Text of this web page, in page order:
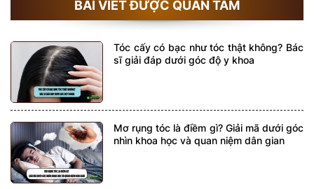
BÀI VIẾT ĐƯỢC QUAN TÂM
Tóc cấy có bạc như tóc thật không? Bác
sĩ giải đáp dưới góc độ y khoa
Mơ rụng tóc là điềm gì? Giải mã dưới góc
nhìn khoa học và quan niệm dân gian